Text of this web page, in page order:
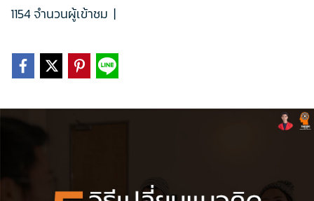
1154 จำนวนผู้เข้าชม |